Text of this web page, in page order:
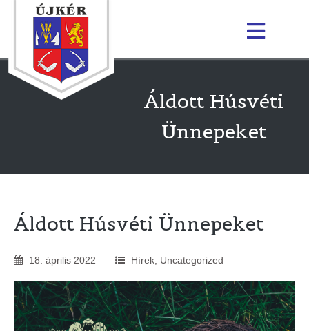
Áldott Húsvéti
Ünnepeket
Áldott Húsvéti Ünnepeket
18 április 2022 Hírek Uncategorized